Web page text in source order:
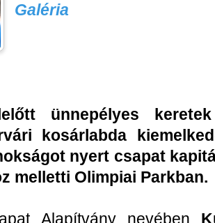
Galéria
ünnepélyes
kosárlabda
nyert csapat
melletti Olimpiai Parkban.
Alapítvány nevében